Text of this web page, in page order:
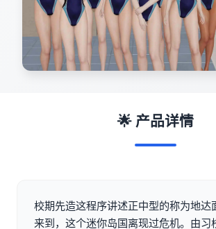
🌟 产品详情
校期先造这程序讲述正中型的称为地达
来到，这个迷你岛国离现过危机。由习